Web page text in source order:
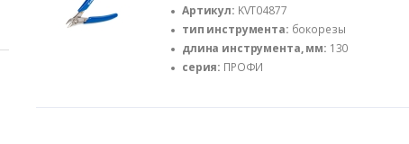
Артикул: KVT04877
тип инструмента: бокорезы
длина инструмента, мм: 130
серия: ПРОФИ